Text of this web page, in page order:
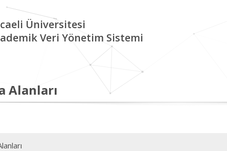
Üniversitesi
Veri Yönetim Sistemi
Alanları